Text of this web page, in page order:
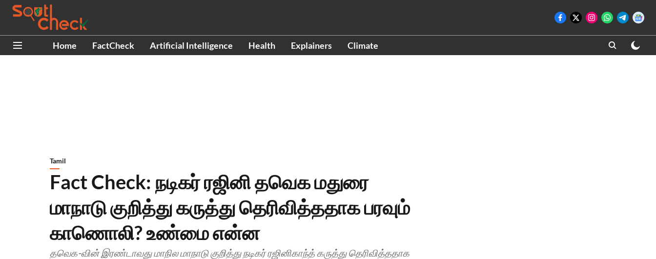
Home FactCheck Artificial Intelligence Health Explainers Climate
Tamil
Fact Check: நடிகர் ரஜினி தவெக மதுரை
மாநாடு குறித்து கருத்து தெரிவித்ததாக பரவும்
காணொலி? உண்மை என்ன
தவெக-வின் இரண்டாவது மாநில மாநாடு குறித்து நடிகர் ரஜினிகாந்த் கருத்து தெரிவித்ததாக